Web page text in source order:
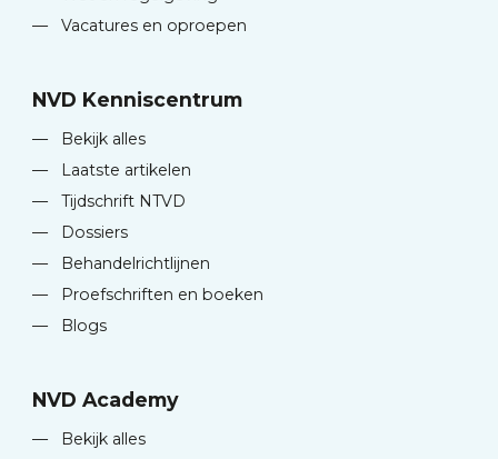
—
Vacatures en oproepen
NVD Kenniscentrum
—
Bekijk alles
—
Laatste artikelen
—
Tijdschrift NTVD
—
Dossiers
—
Behandelrichtlijnen
—
Proefschriften en boeken
—
Blogs
NVD Academy
—
Bekijk alles